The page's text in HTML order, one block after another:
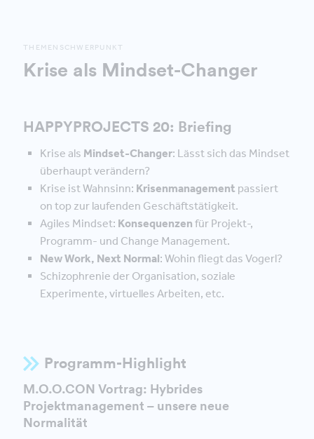
THEMENSCHWERPUNKT
Krise als Mindset-Changer
HAPPYPROJECTS 20: Briefing
Krise als Mindset-Changer: Lässt sich das Mindset
überhaupt verändern?
Krise ist Wahnsinn: Krisenmanagement passiert
on top zur laufenden Geschäftstätigkeit.
Agiles Mindset: Konsequenzen für Projekt-,
Programm- und Change Management.
New Work, Next Normal: Wohin fliegt das Vogerl?
Schizophrenie der Organisation, soziale
Experimente, virtuelles Arbeiten, etc.
Programm-Highlight
M.O.O.CON Vortrag: Hybrides
Projektmanagement – unsere neue
Normalität